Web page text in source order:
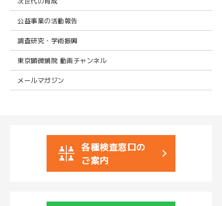
公益事業の活動報告
調査研究・学術振興
東京顕微鏡院 動画チャンネル
メールマガジン
各種検査窓口の
ご案内